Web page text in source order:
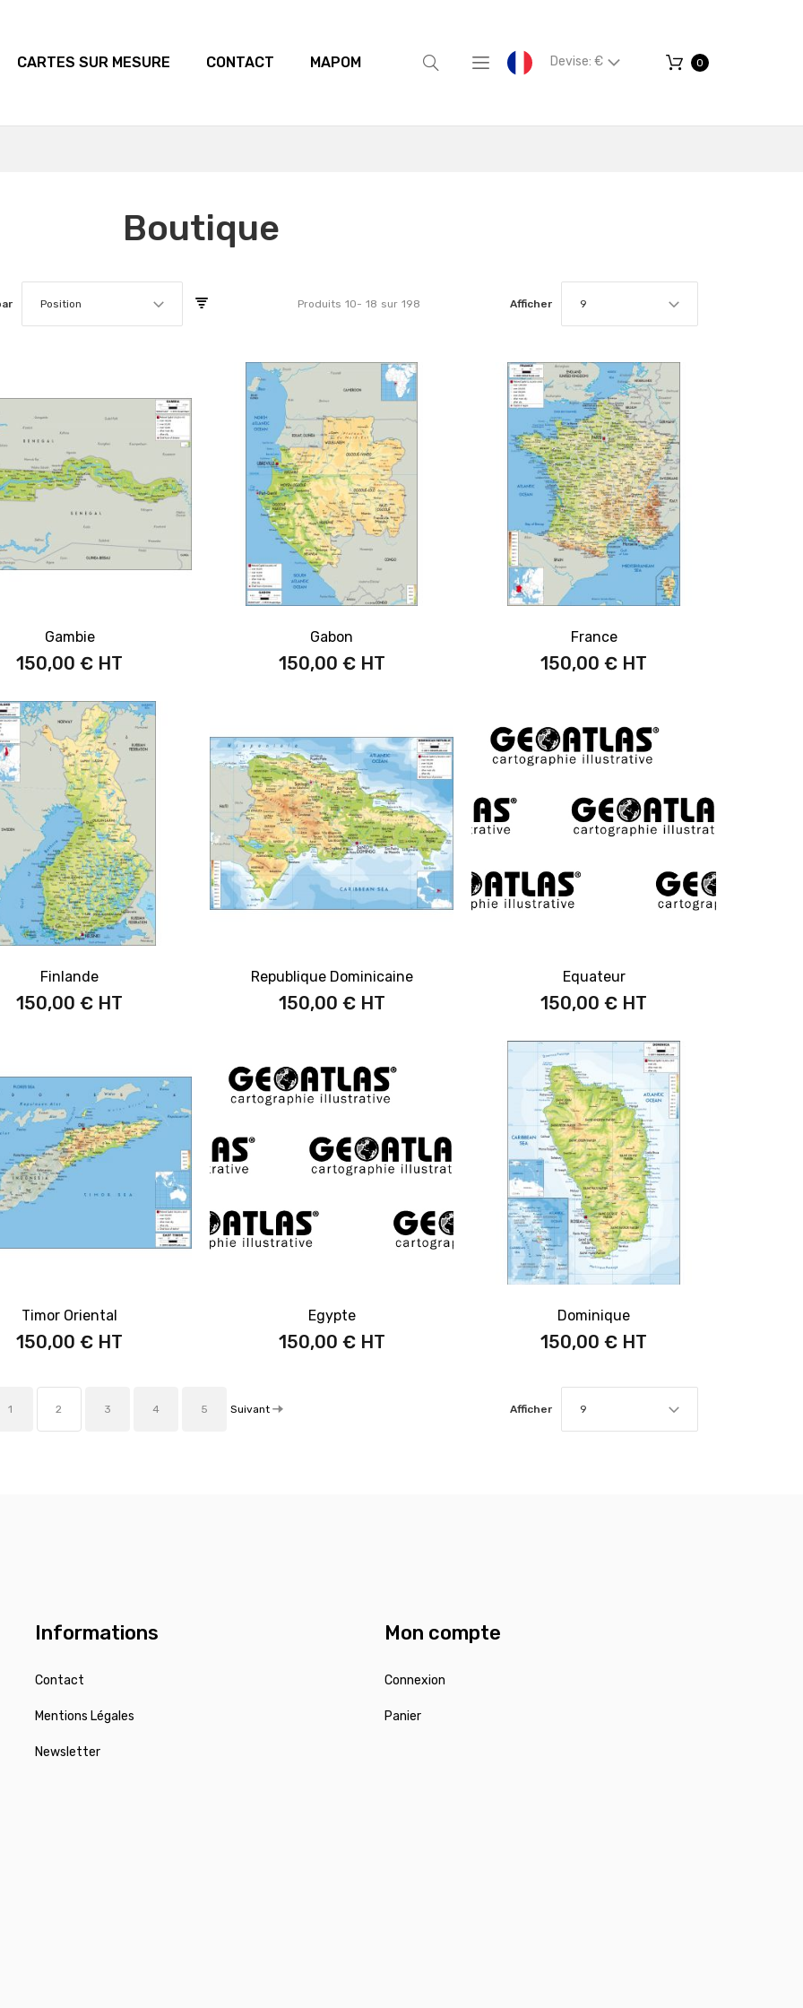
CARTES SUR MESURE CONTACT MAPOM Devise: € 0
Boutique
Position Produits 10- 18 sur 198 Afficher 9
Gambie
150,00 €
Gabon
150,00 €
France
150,00 €
Finlande
150,00 €
Republique Dominicaine
150,00 €
Equateur
150,00 €
Timor Oriental
150,00 €
Egypte
150,00 €
Dominique
150,00 €
Afficher 9
1 2 3 4 5 Suivant
Informations
Contact
Mentions Légales
Newsletter
Mon compte
Connexion
Panier